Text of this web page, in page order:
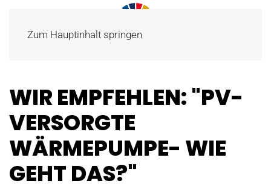
Zum Hauptinhalt springen
WIR EMPFEHLEN: "PV-
VERSORGTE
WÄRMEPUMPE- WIE
GEHT DAS?"